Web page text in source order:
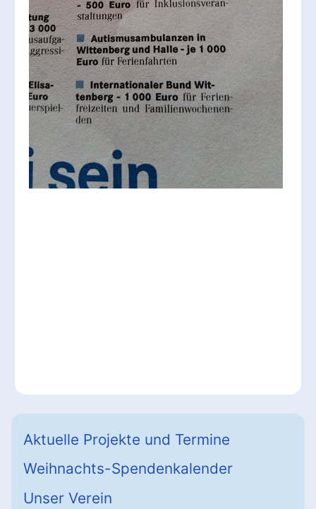
Aktuelle Projekte und Termine
Weihnachts-Spendenkalender
Unser Verein